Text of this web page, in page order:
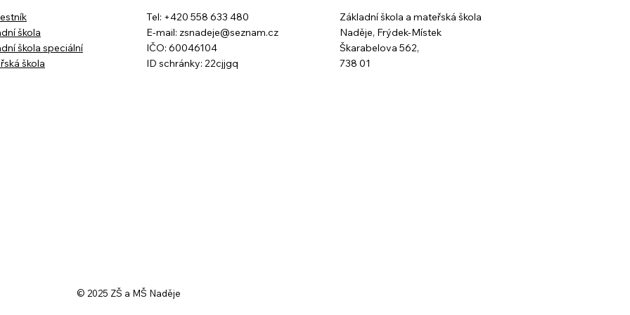
Přednáška v Muzeu
škola
škola speciální
škola
Tel: +420 558 633 480
E-mail: zsnadeje@seznam.cz
IČO: 60046104
ID schránky: 22cjjgq
Základní škola a mateřská škola
Naděje, Frýdek-Místek
Škarabelova 562,
738 01
© 2025 ZŠ a MŠ Naděje